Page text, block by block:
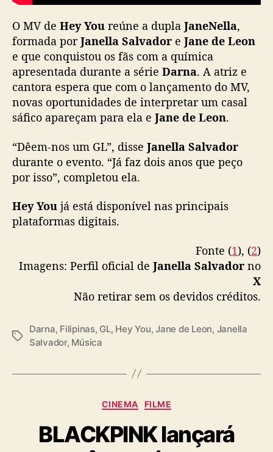
a
v
n
t
a
d
e
e
p
i
a
d
r
a
O MV de Hey You reúne a dupla JaneNella,
formada porJanella Salvador e Jane de Leon
e que conquistou os fãs com a química
apresentada durante a série Darna. A atriz e
cantora espera que com o lançamento do MV,
novas oportunidades de interpretar um casal
sáfico apareçam para ela e Jane de Leon.
“Dêem-nos um GL”, disse Janella Salvador
durante o evento. “Já faz dois anos que peço
por isso”, completou ela.
Hey You já está disponível nas principais
plataformas digitais.
Fonte (1), (2)
Imagens: Perfil oficial de Janella Salvador no
X
Não retirar sem os devidos créditos.
T
s
Darna, Filipinas, GL, Hey You,Jane de Leon, Janella
Salvador, Música
C
t
e
CINEMA FILME
BLACKPINK lançará